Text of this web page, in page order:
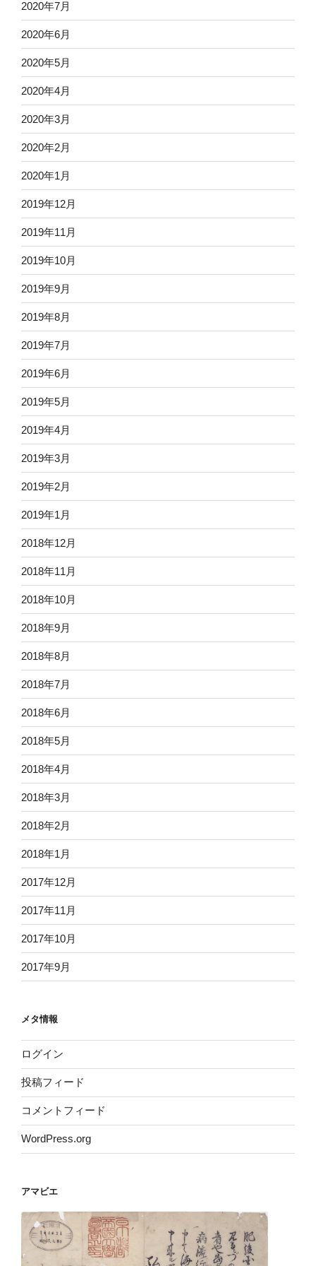
2020年7月
2020年6月
2020年5月
2020年4月
2020年3月
2020年2月
2020年1月
2019年12月
2019年11月
2019年10月
2019年9月
2019年8月
2019年7月
2019年6月
2019年5月
2019年4月
2019年3月
2019年2月
2019年1月
2018年12月
2018年11月
2018年10月
2018年9月
2018年8月
2018年7月
2018年6月
2018年5月
2018年4月
2018年3月
2018年2月
2018年1月
2017年12月
2017年11月
2017年10月
2017年9月
メタ情報
ログイン
投稿フィード
コメントフィード
WordPress.org
アマビエ